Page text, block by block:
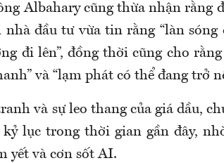
Albaharycũng thừa nhận rằng
nhà đầu tư vừa tin rằng “làn
đi lên”, đồng thời cũng cho
và “lạm phát có thể đang trở
và sự leo thang của giá dầu,
lục trong thời gian gần đây,
yết và cơn sốt AI.